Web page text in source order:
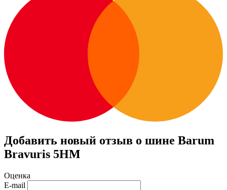
Добавить новый отзыв о шине Barum
Bravuris 5HM
Оценка
E-mail